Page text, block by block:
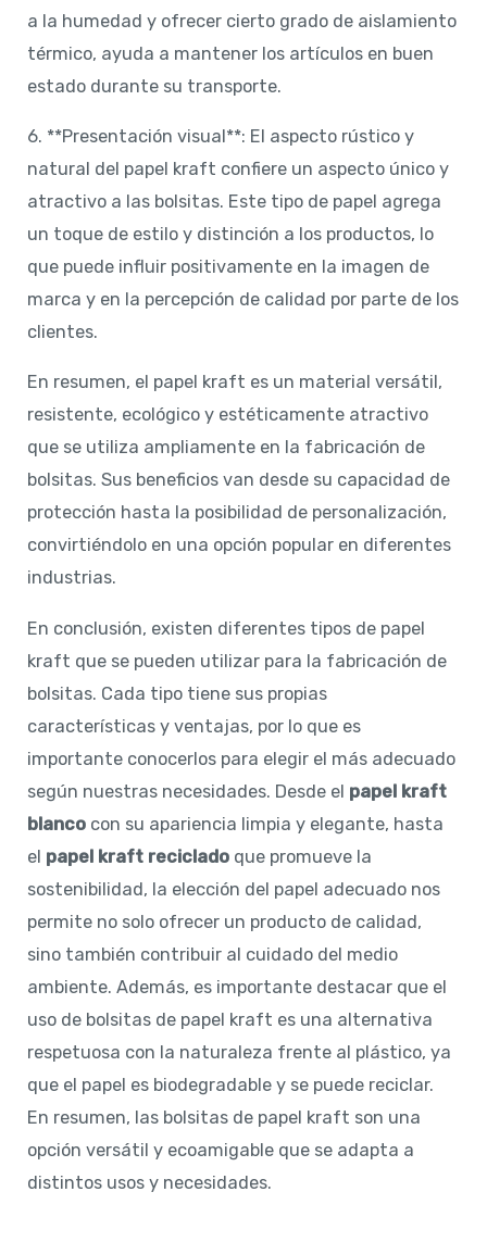
a la humedad y ofrecer cierto grado de aislamiento
térmico, ayuda a mantener los artículos en buen
estado durante su transporte.
6. **Presentación visual**: El aspecto rústico y
natural del papel kraft confiere un aspecto único y
atractivo a las bolsitas. Este tipo de papel agrega
un toque de estilo y distinción a los productos, lo
que puede influir positivamente en la imagen de
marca y en la percepción de calidad por parte de los
clientes.
En resumen, el papel kraft es un material versátil,
resistente, ecológico y estéticamente atractivo
que se utiliza ampliamente en la fabricación de
bolsitas. Sus beneficios van desde su capacidad de
protección hasta la posibilidad de personalización,
convirtiéndolo en una opción popular en diferentes
industrias.
En conclusión, existen diferentes tipos de papel
kraft que se pueden utilizar para la fabricación de
bolsitas. Cada tipo tiene sus propias
características y ventajas, por lo que es
importante conocerlos para elegir el más adecuado
según nuestras necesidades. Desde el papel kraft
blanco con su apariencia limpia y elegante, hasta
el papel kraft reciclado que promueve la
sostenibilidad, la elección del papel adecuado nos
permite no solo ofrecer un producto de calidad,
sino también contribuir al cuidado del medio
ambiente. Además, es importante destacar que el
uso de bolsitas de papel kraft es una alternativa
respetuosa con la naturaleza frente al plástico, ya
que el papel es biodegradable y se puede reciclar.
En resumen, las bolsitas de papel kraft son una
opción versátil y ecoamigable que se adapta a
distintos usos y necesidades.